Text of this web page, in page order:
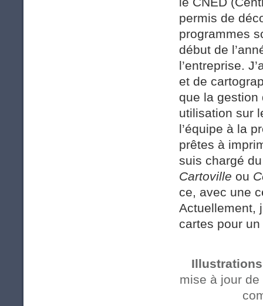
permis de
programmes
début de
l’entreprise.
et de
que la gestion
utilisation sur
l’équipe à la
prêtes à
suis chargé
Cartoville ou
ce, avec une
Actuellement,
cartes pour
mise à jour